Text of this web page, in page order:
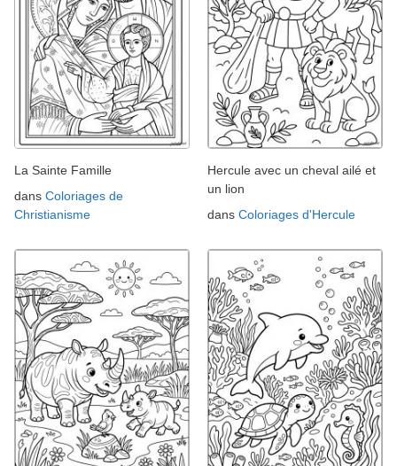
La Sainte Famille
dans Coloriages de
Christianisme
Hercule avec un cheval ailé et
un lion
dans Coloriages d'Hercule